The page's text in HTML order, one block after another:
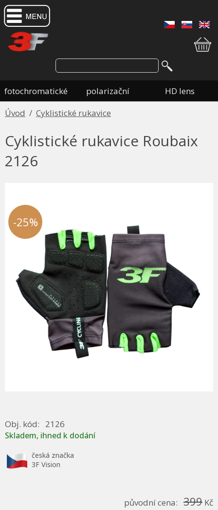
fotochromatické polarizační
HD lens
Úvod / Cyklistické rukavice
Cyklistické rukavice Roubaix
2126
-25%
Obj. kód: 2126
Skladem, ihned k dodání
česká značka
3F Vision
původní cena: 399 Kč